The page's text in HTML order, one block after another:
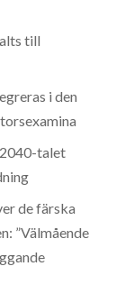
till
i den
talet
de färska
”Välmående